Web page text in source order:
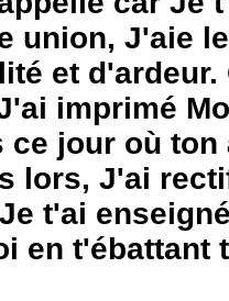
union, J'aie
et d'ardeur.
imprimé
jour où ton
lors, J'ai
t'ai
en t'ébattant